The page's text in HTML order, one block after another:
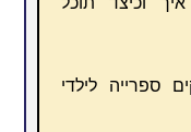
ספרייה לילדי